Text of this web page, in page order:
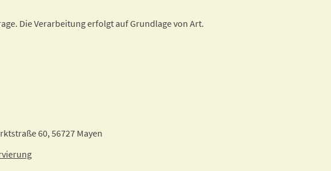
Die Verarbeitung erfolgt auf Grundlage von Art.
60, 56727 Mayen